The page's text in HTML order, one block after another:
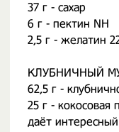
37 г - сахар
6 г - пектин NH
2,5 г - желатин
КЛУБНИЧНЫЙ
62,5 г -
25 г - кокосовая
даёт